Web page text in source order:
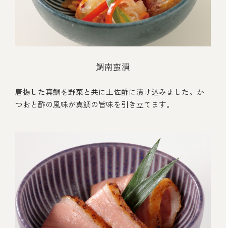
鯛南蛮漬
唐揚した真鯛を野菜と共に土佐酢に漬け込みました。か
つおと酢の風味が真鯛の旨味を引き立てます。